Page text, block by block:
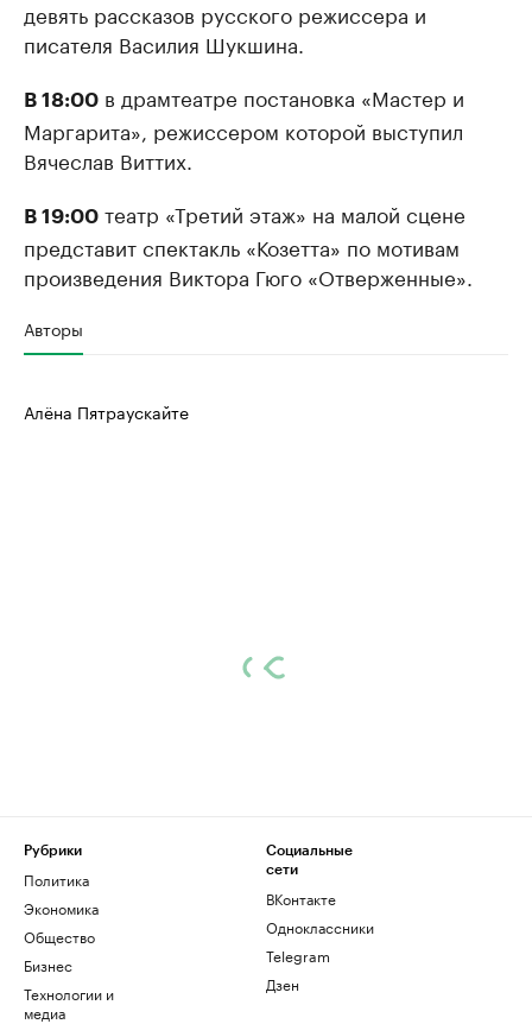
девять рассказов русского режиссера и
писателя Василия Шукшина.
В 18:00 в драмтеатре постановка «Мастер и
Маргарита», режиссером которой выступил
Вячеслав Виттих.
В 19:00 театр «Третий этаж» на малой сцене
представит спектакль «Козетта» по мотивам
произведения Виктора Гюго «Отверженные».
Авторы
Алёна Пятраускайте
Рубрики
Политика
Экономика
Общество
Бизнес
Технологии и
медиа
Социальные
сети
ВКонтакте
Одноклассники
Telegram
Дзен